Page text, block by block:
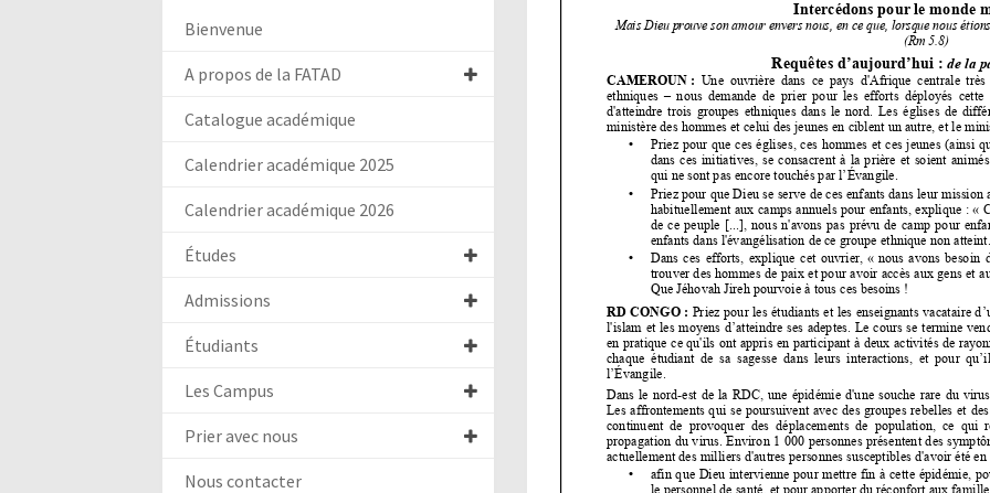
Bienvenue
A propos de la FATAD
Catalogue académique
Calendrier académique 2025
Calendrier académique 2026
Études
Admissions
Étudiants
Les Campus
Prier avec nous
Nous contacter